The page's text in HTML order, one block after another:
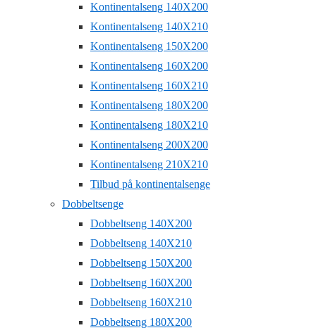
Kontinentalseng 140X200
Kontinentalseng 140X210
Kontinentalseng 150X200
Kontinentalseng 160X200
Kontinentalseng 160X210
Kontinentalseng 180X200
Kontinentalseng 180X210
Kontinentalseng 200X200
Kontinentalseng 210X210
Tilbud på kontinentalsenge
Dobbeltsenge
Dobbeltseng 140X200
Dobbeltseng 140X210
Dobbeltseng 150X200
Dobbeltseng 160X200
Dobbeltseng 160X210
Dobbeltseng 180X200